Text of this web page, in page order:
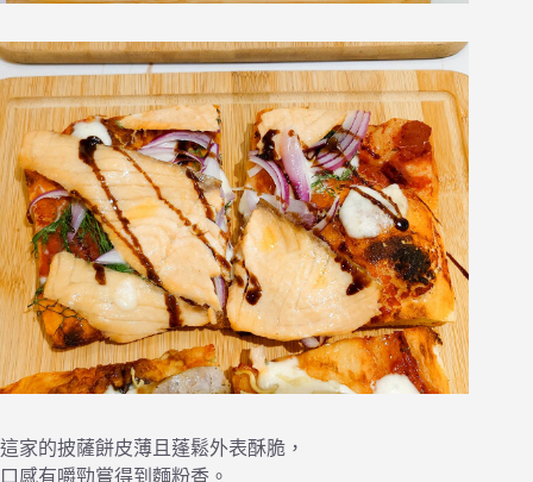
這家的披薩餅皮薄且蓬鬆外表酥脆，
口感有嚼勁嘗得到麵粉香。